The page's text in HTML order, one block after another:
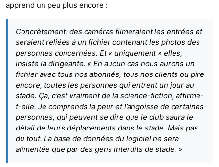
apprend un peu plus encore :
Concrètement, des caméras filmeraient les entrées et
seraient reliées à un fichier contenant les photos des
personnes concernées. Et « uniquement » elles,
insiste la dirigeante. « En aucun cas nous aurons un
fichier avec tous nos abonnés, tous nos clients ou pire
encore, toutes les personnes qui entrent un jour au
stade. Ça, c’est vraiment de la science-fiction, affirme-
t-elle. Je comprends la peur et l’angoisse de certaines
personnes, qui peuvent se dire que le club saura le
détail de leurs déplacements dans le stade. Mais pas
du tout. La base de données du logiciel ne sera
alimentée que par des gens interdits de stade. »